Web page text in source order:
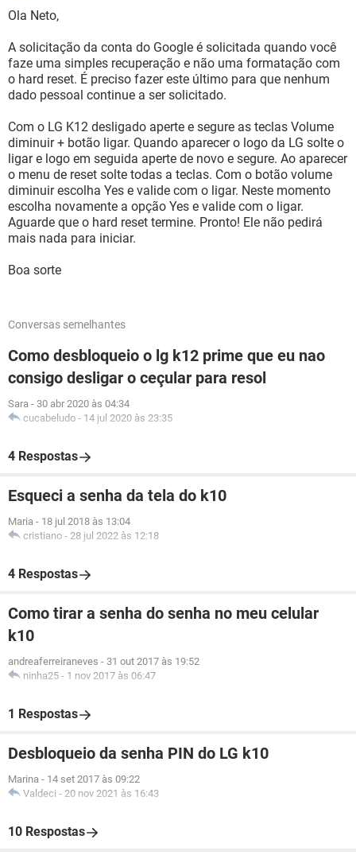
Ola Neto,
A solicitação da conta do Google é solicitada quando você
faze uma simples recuperação e não uma formatação com
o hard reset. É preciso fazer este último para que nenhum
dado pessoal continue a ser solicitado.
Com o LG K12 desligado aperte e segure as teclas Volume
diminuir + botão ligar. Quando aparecer o logo da LG solte o
ligar e logo em seguida aperte de novo e segure. Ao aparecer
o menu de reset solte todas a teclas. Com o botão volume
diminuir escolha Yes e valide com o ligar. Neste momento
escolha novamente a opção Yes e valide com o ligar.
Aguarde que o hard reset termine. Pronto! Ele não pedirá
mais nada para iniciar.
Boa sorte
Conversas semelhantes
Como desbloqueio o lg k12 prime que eu nao
consigo desligar o ceçular para resol
Sara - 30 abr 2020 às 04:34
cucabeludo - 14 jul 2020 às 23:35
4 Respostas
Esqueci a senha da tela do k10
Maria - 18 jul 2018 às 13:04
cristiano - 28 jul 2022 às 12:18
4 Respostas
Como tirar a senha do senha no meu celular
k10
andreaferreiraneves - 31 out 2017 às 19:52
ninha25 - 1 nov 2017 às 06:47
1 Respostas
Desbloqueio da senha PIN do LG k10
Marina - 14 set 2017 às 09:22
Valdeci - 20 nov 2021 às 16:43
10 Respostas